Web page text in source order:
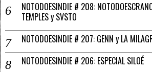
NOTODOESINDIE # 208:
TEMPLES y SVSTO
NOTODOESINDIE # 207: GENN y LA
NOTODOESINDIE # 206: ESPECIAL SILOÉ